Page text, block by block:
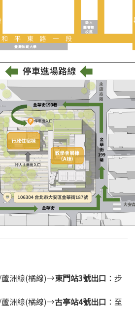
洲線(橘線)→東門站3號出口 ：步
洲線(橘線)→古亭站4號出口 ：至